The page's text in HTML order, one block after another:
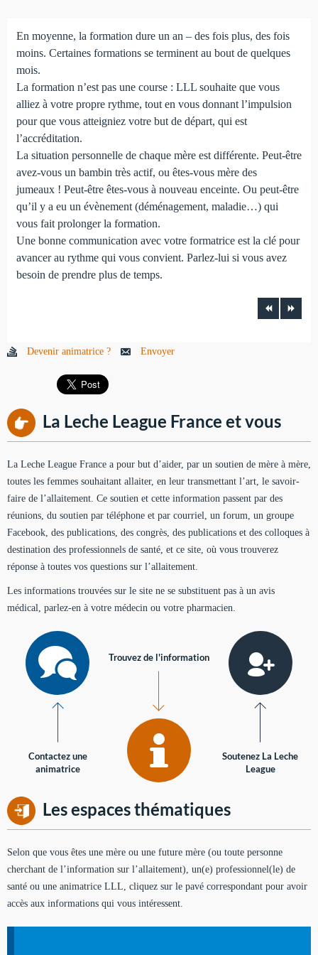
En moyenne, la formation dure un an – des fois plus, des fois
moins. Certaines formations se terminent au bout de quelques
mois.
La formation n’est pas une course : LLL souhaite que vous
alliez à votre propre rythme, tout en vous donnant l’impulsion
pour que vous atteigniez votre but de départ, qui est
l’accréditation.
La situation personnelle de chaque mère est différente. Peut-être
avez-vous un bambin très actif, ou êtes-vous mère des
jumeaux ! Peut-être êtes-vous à nouveau enceinte. Ou peut-être
qu’il y a eu un évènement (déménagement, maladie…) qui
vous fait prolonger la formation.
Une bonne communication avec votre formatrice est la clé pour
avancer au rythme qui vous convient. Parlez-lui si vous avez
besoin de prendre plus de temps.
Devenir animatrice ? Envoyer
La Leche League France et vous
La Leche League France a pour but d’aider, par un soutien de mère à mère,
toutes les femmes souhaitant allaiter, en leur transmettant l’art, le savoir-
faire de l’allaitement. Ce soutien et cette information passent par des
réunions, du soutien par téléphone et par courriel, un forum, un groupe
Facebook, des publications, des congrès, des publications et des colloques à
destination des professionnels de santé, et ce site, où vous trouverez
réponse à toutes vos questions sur l’allaitement.
Les informations trouvées sur le site ne se substituent pas à un avis
médical, parlez-en à votre médecin ou votre pharmacien.
Contactez une
animatrice
Trouvez de l'information
Soutenez La Leche
League
Les espaces thématiques
Selon que vous êtes une mère ou une future mère (ou toute personne
cherchant de l’information sur l’allaitement), un(e) professionnel(le) de
santé ou une animatrice LLL, cliquez sur le pavé correspondant pour avoir
accès aux informations qui vous intéressent.